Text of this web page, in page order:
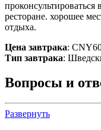
ресторане. хорошее
отдыха.
Цена завтрака:
Тип завтрака:
Вопросы и
Развернуть